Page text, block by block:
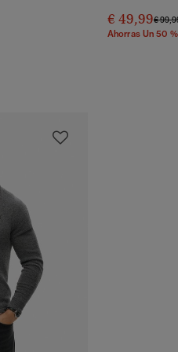
€ 49,99€
Ahorras Un 50 %